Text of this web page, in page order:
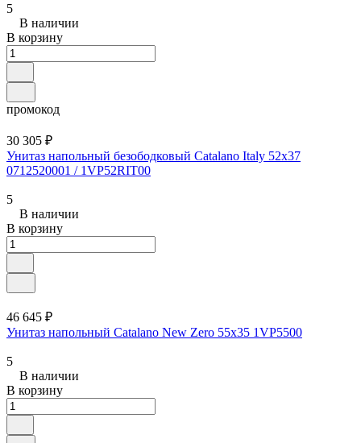
5
В наличии
В корзину
промокод
30 305 ₽
Унитаз напольный безободковый Catalano Italy 52x37
0712520001 / 1VP52RIT00
5
В наличии
В корзину
46 645 ₽
Унитаз напольный Catalano New Zero 55x35 1VP5500
5
В наличии
В корзину